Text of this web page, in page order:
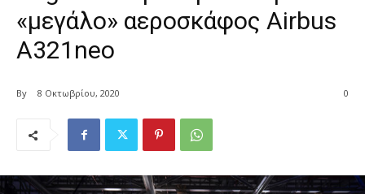
«μεγάλο» αεροσκάφος Airbus
A321neo
By 8 Οκτωβρίου, 2020 0